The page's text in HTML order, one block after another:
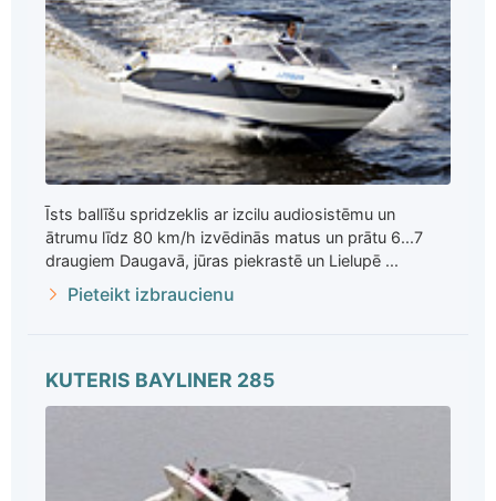
Īsts ballīšu spridzeklis ar izcilu audiosistēmu un
ātrumu līdz 80 km/h izvēdinās matus un prātu 6...7
draugiem Daugavā, jūras piekrastē un Lielupē ...
Pieteikt izbraucienu
KUTERIS BAYLINER 285